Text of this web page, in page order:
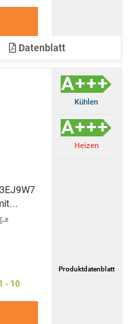
Datenblatt
*
Kühlen
Heizen
Produktdatenblatt
- 10